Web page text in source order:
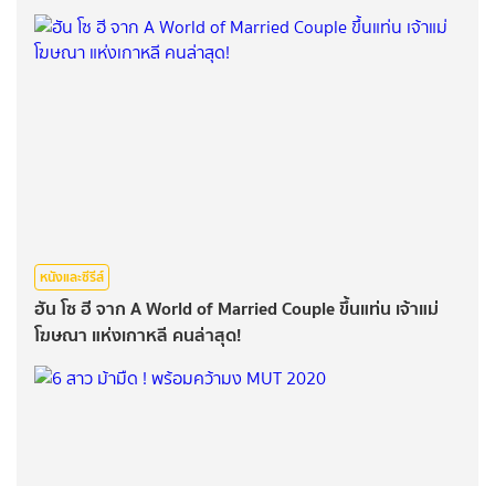
หนังและซีรีส์
ฮัน โซ ฮี จาก A World of Married Couple ขึ้นแท่น เจ้าแม่
โฆษณา แห่งเกาหลี คนล่าสุด!